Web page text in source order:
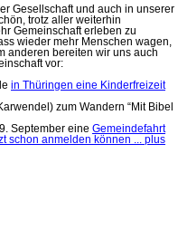
Gesellschaft und auch in unserer
trotz aller weiterhin
Gemeinschaft erleben zu
wieder mehr Menschen wagen,
anderen bereiten wir uns auch
vor:
in Thüringen eine Kinderfreizeit
zum Wandern “Mit Bibel
September eine Gemeindefahrt
schon anmelden können ... plus